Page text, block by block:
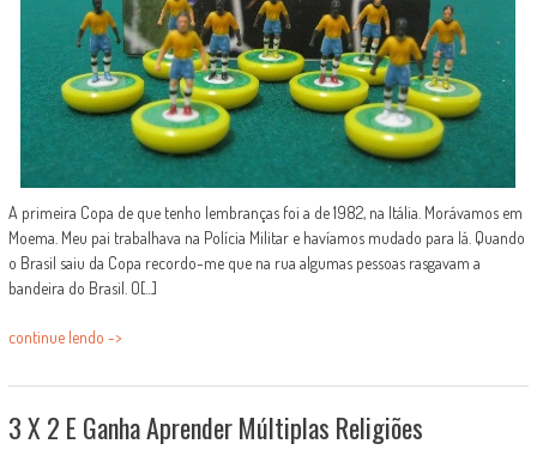
A primeira Copa de que tenho lembranças foi a de 1982, na Itália. Morávamos em
Moema. Meu pai trabalhava na Polícia Militar e havíamos mudado para lá. Quando
o Brasil saiu da Copa recordo-me que na rua algumas pessoas rasgavam a
bandeira do Brasil. O[...]
continue lendo ->
3 X 2 E Ganha Aprender Múltiplas Religiões